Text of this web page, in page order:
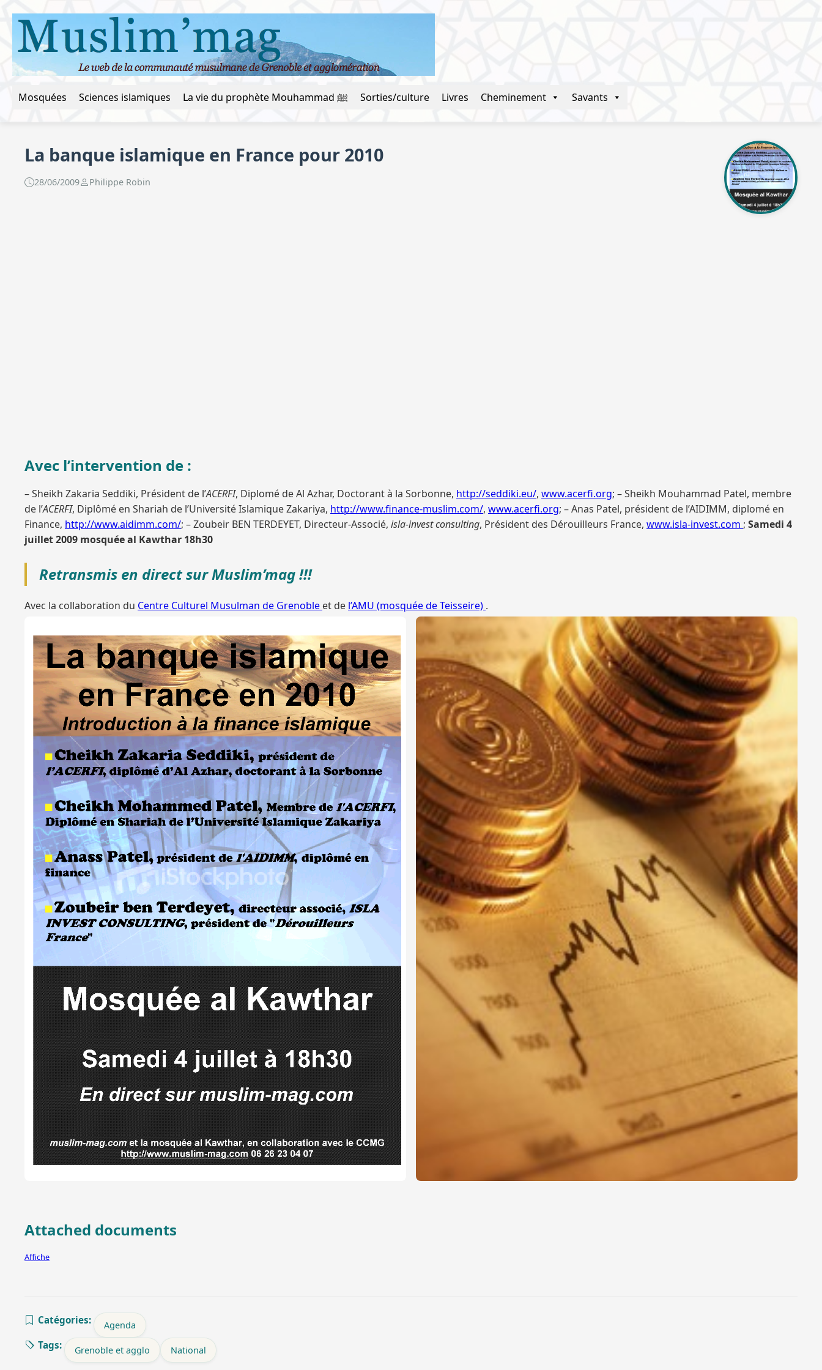
Mosquées Sciences islamiques La vie du prophète Mouhammad ﷺ Sorties/culture Livres Cheminement Savants
La banque islamique en France pour 2010
28/06/2009 Philippe Robin
Avec l’intervention de :
– Sheikh Zakaria Seddiki, Président de l’ACERFI, Diplomé de Al Azhar, Doctorant à la Sorbonne, http://seddiki.eu/, www.acerfi.org; – Sheikh Mouhammad Patel, membre
de l’ACERFI, Diplômé en Shariah de l’Université Islamique Zakariya, http://www.finance-muslim.com/, www.acerfi.org; – Anas Patel, président de l’AIDIMM, diplomé en
Finance, http://www.aidimm.com/; – Zoubeir BEN TERDEYET, Directeur-Associé, isla-invest consulting, Président des Dérouilleurs France, www.isla-invest.com ; Samedi 4
juillet 2009 mosquée al Kawthar 18h30
Retransmis en direct sur Muslim’mag !!!
Avec la collaboration du Centre Culturel Musulman de Grenoble et de l’AMU (mosquée de Teisseire) .
Attached documents
Affiche
Catégories: Agenda
Tags: Grenoble et agglo National